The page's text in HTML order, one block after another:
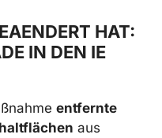
HAT:
IN DEN IE
entfernte
aus